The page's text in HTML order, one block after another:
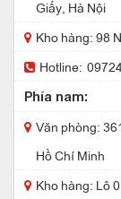
Giấy, Hà Nội
Kho hàng: 98
Hotline:
Phía nam:
Văn phòng:
Hồ Chí Minh
Kho hàng: Lô